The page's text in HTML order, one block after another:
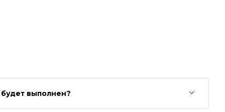
выполнен?